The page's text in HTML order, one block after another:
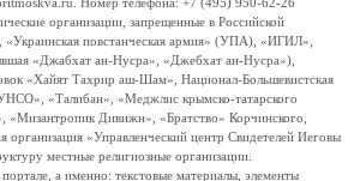
организации, запрещенные в Российской
повстанческая армия» (УПА), «ИГИЛ»,
«Джабхат ан-Нусра», «Джебхат ан-Нусра»),
«Хайят Тахрир аш-Шам», Национал-Большевистская
«Талибан», «Меджлис крымско-татарского
«Мизантропик Дивижн», «Братство» Корчинского,
организация «Управленческий центр Свидетелей Иеговы
местные религиозные организации.
а именно: текстовые материалы, элементы